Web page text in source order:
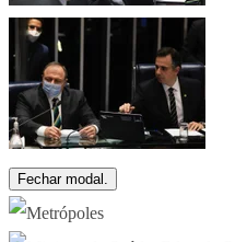
Fechar modal.